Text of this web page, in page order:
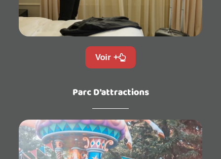
Voir +
Parc D'attractions​